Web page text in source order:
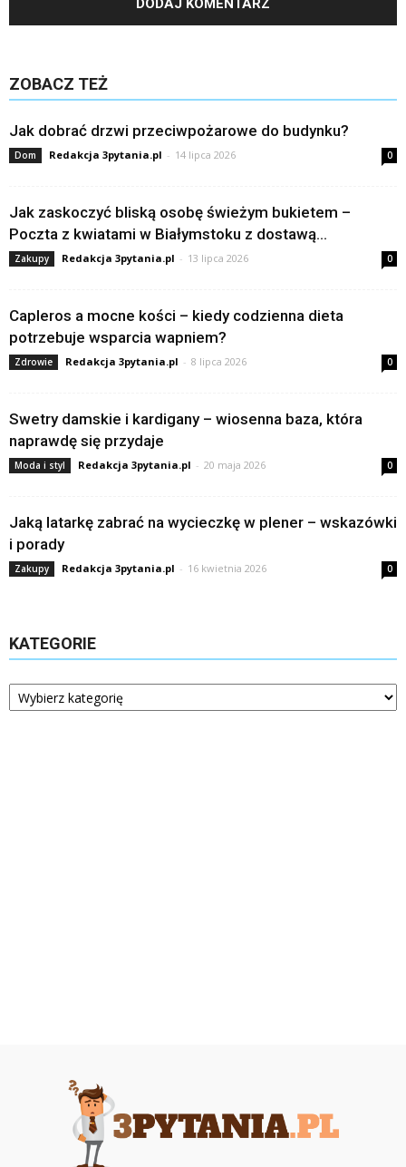
ZOBACZ TEŻ
Jak dobrać drzwi przeciwpożarowe do budynku?
Dom Redakcja 3pytania.pl - 14 lipca 2026 0
Jak zaskoczyć bliską osobę świeżym bukietem –
Poczta z kwiatami w Białymstoku z dostawą...
Zakupy Redakcja 3pytania.pl - 13 lipca 2026 0
Capleros a mocne kości – kiedy codzienna dieta
potrzebuje wsparcia wapniem?
Zdrowie Redakcja 3pytania.pl - 8 lipca 2026 0
Swetry damskie i kardigany – wiosenna baza, która
naprawdę się przydaje
Moda i styl Redakcja 3pytania.pl - 20 maja 2026 0
Jaką latarkę zabrać na wycieczkę w plener – wskazówki
i porady
Zakupy Redakcja 3pytania.pl - 16 kwietnia 2026 0
KATEGORIE
Kategorie